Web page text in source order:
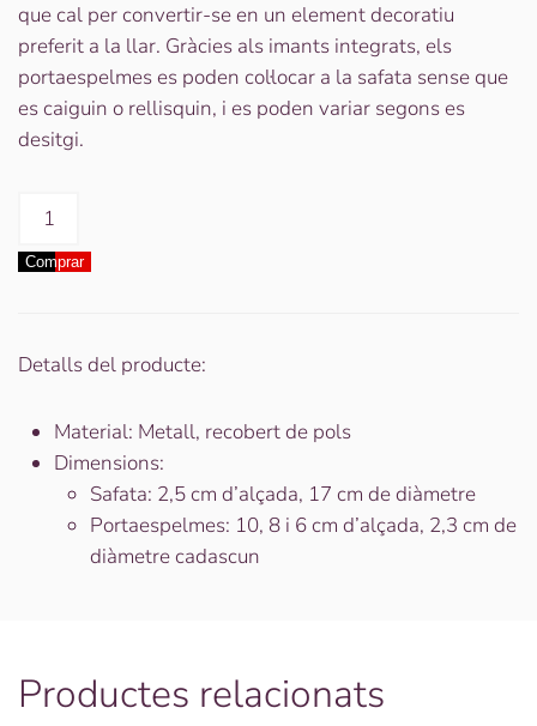
que cal per convertir-se en un element decoratiu
preferit a la llar. Gràcies als imants integrats, els
portaespelmes es poden col·locar a la safata sense que
es caiguin o rellisquin, i es poden variar segons es
desitgi.
quantitat
Portaespelmes
Mini'
Comprar
Detalls del producte:
Material: Metall, recobert de pols
Dimensions:
Safata: 2,5 cm d’alçada, 17 cm de diàmetre
Portaespelmes: 10, 8 i 6 cm d’alçada, 2,3 cm de
diàmetre cadascun
Productes relacionats